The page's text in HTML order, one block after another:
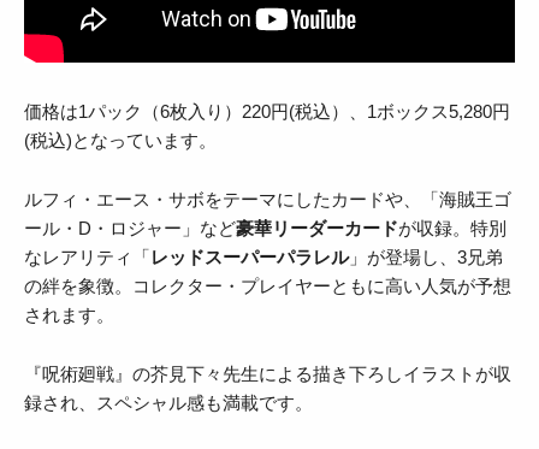
価格は1パック（6枚入り）220円(税込）、1ボックス5,280円
(税込)となっています。
ルフィ・エース・サボをテーマにしたカードや、「海賊王ゴ
ール・D・ロジャー」など豪華リーダーカードが収録。特別
なレアリティ「レッドスーパーパラレル」が登場し、3兄弟
の絆を象徴。コレクター・プレイヤーともに高い人気が予想
されます。
『呪術廻戦』の芥見下々先生による描き下ろしイラストが収
録され、スペシャル感も満載です。